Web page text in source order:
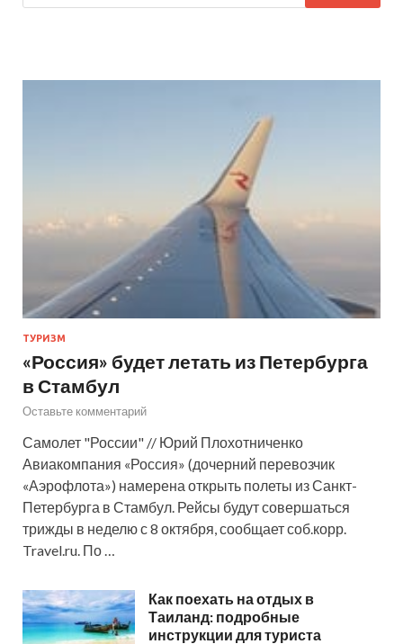
ТУРИЗМ
«Россия» будет летать из Петербурга
в Стамбул
Оставьте комментарий
Самолет "России" // Юрий Плохотниченко
Авиакомпания «Россия» (дочерний перевозчик
«Аэрофлота») намерена открыть полеты из Санкт-
Петербурга в Стамбул. Рейсы будут совершаться
трижды в неделю с 8 октября, сообщает соб.корр.
Travel.ru. По …
Как поехать на отдых в
Таиланд: подробные
инструкции для туриста